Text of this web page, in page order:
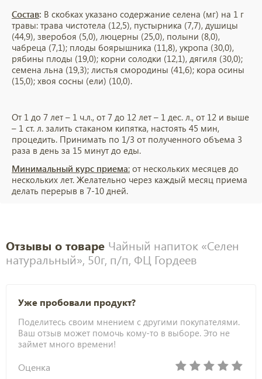
Состав: В скобках указано содержание селена (мг) на 1 г
травы: трава чистотела (12,5), пустырника (7,7), душицы
(44,9), зверобоя (5,0), люцерны (25,0), полыни (8,0),
чабреца (7,1); плоды боярышника (11,8), укропа (30,0),
рябины плоды (19,0); корни солодки (12,1), дягиля (30,0);
семена льна (19,3); листья смородины (41,6); кора осины
(15,0); хвоя сосны (ели) (10,0).
От 1 до 7 лет – 1 ч.л., от 7 до 12 лет – 1 дес. л., от 12 и выше
– 1 ст. л. залить стаканом кипятка, настоять 45 мин,
процедить. Принимать по 1/3 от полученного объема 3
раза в день за 15 минут до еды.
Минимальный курс приема: от нескольких месяцев до
нескольких лет. Желательно через каждый месяц приема
делать перерыв в 7-10 дней.
Отзывы о товаре Чайный напиток «Селен
натуральный», 50г, п/п, ФЦ Гордеев
Уже пробовали продукт?
Поделитесь своим мнением с другими покупателями.
Ваш отзыв может помочь кому-то в выборе. Это не
займет много времени!
Оценка